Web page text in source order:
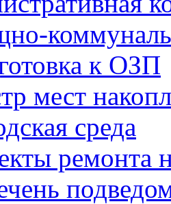
к ОЗП
мест
среда
ремонта